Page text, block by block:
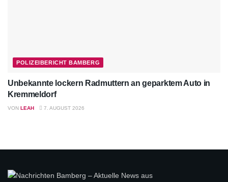
POLIZEIBERICHT BAMBERG
Unbekannte lockern Radmuttern an geparktem Auto in
Kremmeldorf
VON LEAH 7. AUGUST 2026